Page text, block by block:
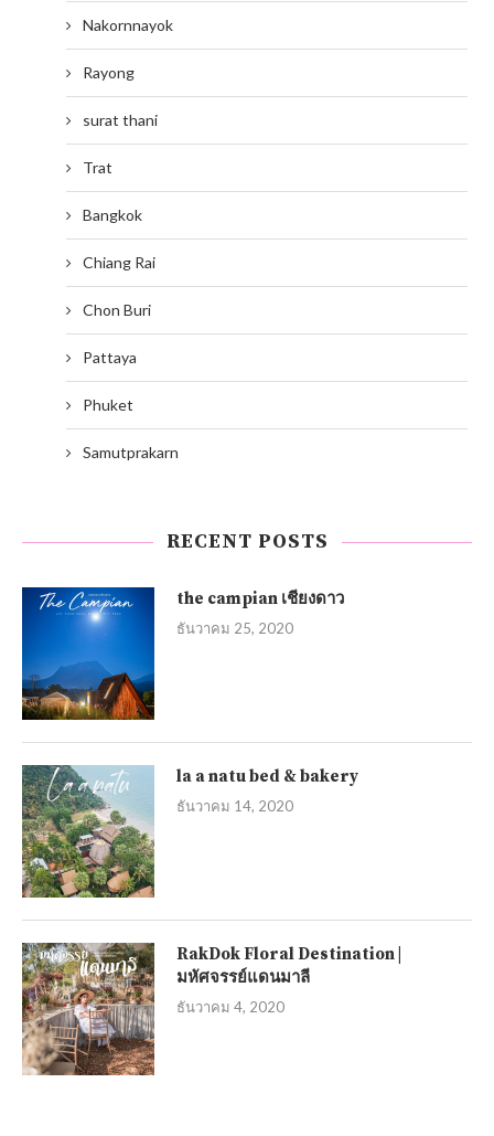
Nakornnayok
Rayong
surat thani
Trat
Bangkok
Chiang Rai
Chon Buri
Pattaya
Phuket
Samutprakarn
RECENT POSTS
the campian เชียงดาว
ธันวาคม 25, 2020
la a natu bed & bakery
ธันวาคม 14, 2020
RakDok Floral Destination |
มหัศจรรย์แดนมาลี
ธันวาคม 4, 2020